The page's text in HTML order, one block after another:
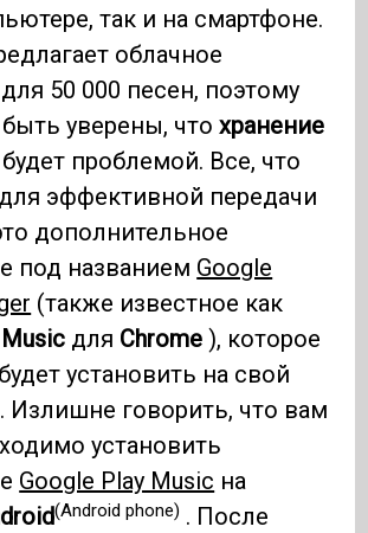
так и на смартфоне.
облачное
50 000 песен, поэтому
уверены, чтохранение
будет проблемой. Все, что
эффективной передачи
дополнительное
под названием Google
(также известное как
для Chrome ), которое
установить на свой
Излишне говорить, что вам
установить
Google Play Music на
(Android phone) . После